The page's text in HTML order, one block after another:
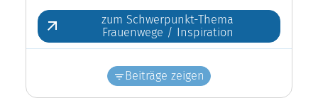
zum Schwerpunkt-Thema
Frauenwege / Inspiration
Beiträge zeigen